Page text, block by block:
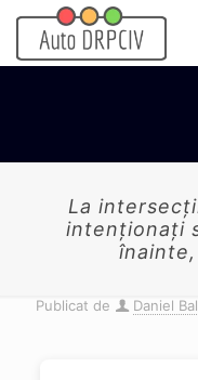
La
intenționați
Publicat de Daniel